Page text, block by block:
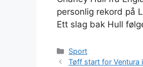
personlig rekord på
Ett slag bak Hull
Kategorier
Sport
Tøff start for Ventura